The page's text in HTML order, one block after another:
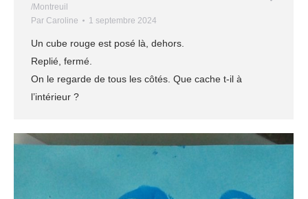
/Montreuil
Par Caroline 1 septembre 2024
Un cube rouge est posé là, dehors.
Replié, fermé.
On le regarde de tous les côtés. Que cache t-il à
l’intérieur ?